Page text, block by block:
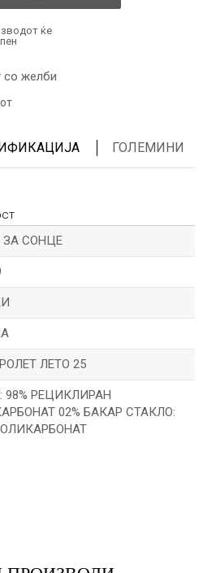
ќе
со желби
ГОЛЕМИНИ
СОНЦЕ
ЛЕТО 25
98% РЕЦИКЛИРАН
02% БАКАР СТАКЛО: